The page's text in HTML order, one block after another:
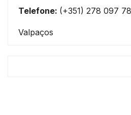
Telefone: (+351) 278 097
Valpaços